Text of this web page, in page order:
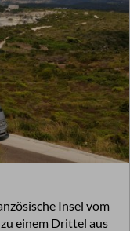
Insel vom
einem Drittel aus